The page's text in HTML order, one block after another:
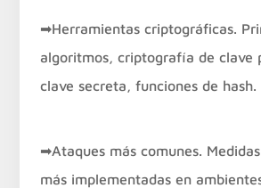
➡Herramientas criptográficas.
algoritmos, criptografía de clave
clave secreta, funciones de hash.
➡Ataques más comunes.
más implementadas en